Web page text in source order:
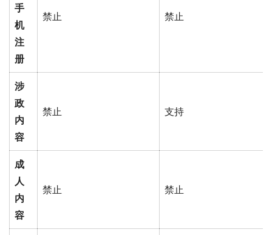
手
机
注
册
禁止 禁止
涉
政
内
容
禁止 支持
成
人
内
容
禁止 禁止